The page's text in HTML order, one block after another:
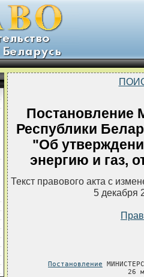
Постановление
Республики
"Об
энергию и газ,
Текст правового акта с
5 декабря
Постановление
26